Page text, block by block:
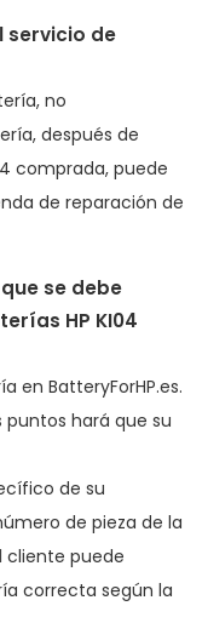
servicio de
no
después de
comprada, puede
de reparación de
se debe
HP KI04
en BatteryForHP.es.
puntos hará que su
de su
de pieza de la
cliente puede
correcta según la